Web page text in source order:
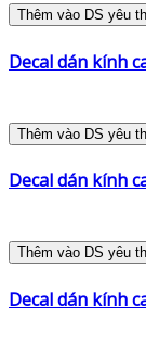
Thêm vào DS yêu
Decal dán kính
Thêm vào DS yêu
Decal dán kính
Thêm vào DS yêu
Decal dán kính